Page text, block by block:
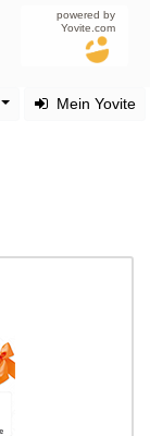
powered by
Yovite.com
Mein Yovite